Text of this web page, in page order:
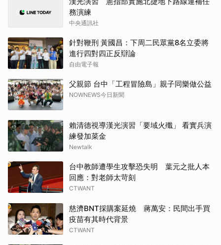
務演練
中央通訊社
針對鞭刑 黃國昌：下周二民眾黨8名立委將
進行四對四正反辯論
自由電子報
父親節 台中「工程冒險島」親子同樂做公益
NOWNEWS今日新聞
賴清德視導漢光演習「要域火殲」 看實兵演
練發加菜金
Newtalk
台中教師遭學生攻擊恐失明 葉元之批人本
回應：對老師太苛刻
CTWANT
慈濟BNT採購案延燒 蔣萬安：民間出手買
疫苗有其時代背景
CTWANT